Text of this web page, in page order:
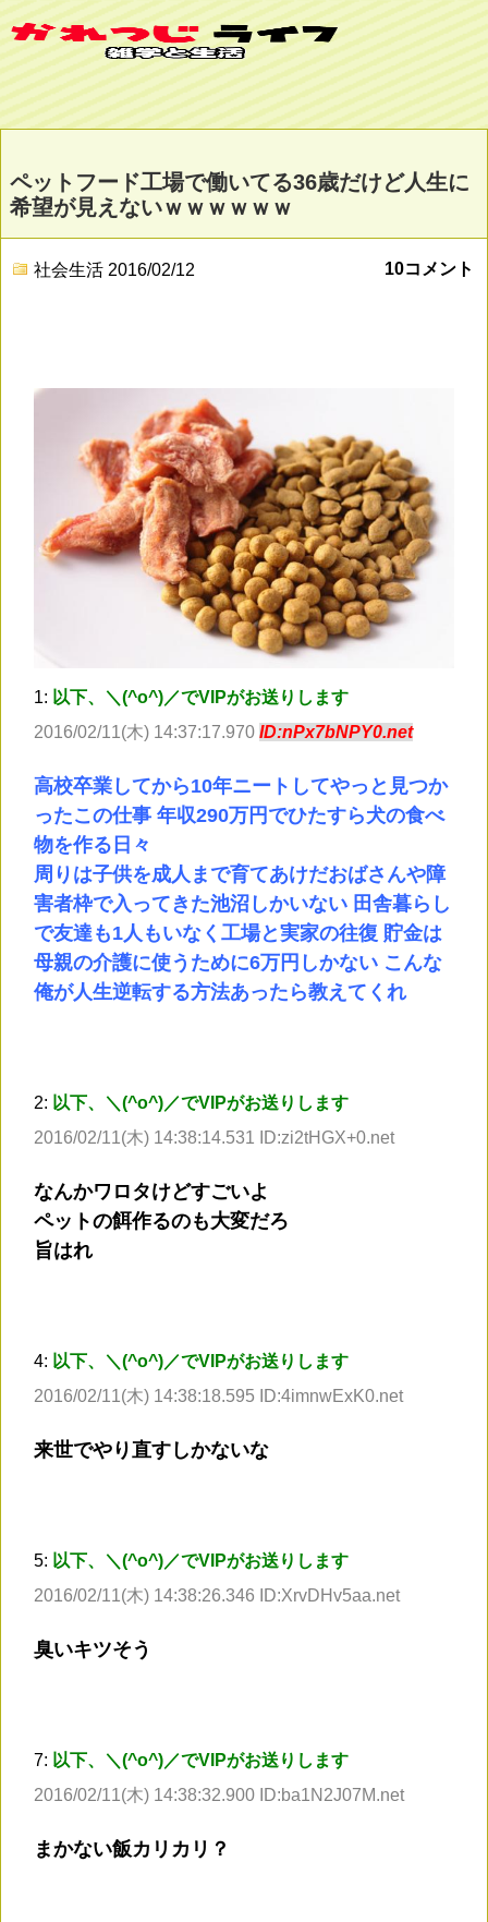
ペットフード工場で働いてる36歳だけど人生に
希望が見えないｗｗｗｗｗｗ
社会生活 2016/02/12 10コメント
1: 以下、＼(^o^)／でVIPがお送りします
2016/02/11(木) 14:37:17.970 ID:nPx7bNPY0.net
高校卒業してから10年ニートしてやっと見つか
ったこの仕事 年収290万円でひたすら犬の食べ
物を作る日々
周りは子供を成人まで育てあけだおばさんや障
害者枠で入ってきた池沼しかいない 田舎暮らし
で友達も1人もいなく工場と実家の往復 貯金は
母親の介護に使うために6万円しかない こんな
俺が人生逆転する方法あったら教えてくれ
2: 以下、＼(^o^)／でVIPがお送りします
2016/02/11(木) 14:38:14.531 ID:zi2tHGX+0.net
なんかワロタけどすごいよ
ペットの餌作るのも大変だろ
旨はれ
4: 以下、＼(^o^)／でVIPがお送りします
2016/02/11(木) 14:38:18.595 ID:4imnwExK0.net
来世でやり直すしかないな
5: 以下、＼(^o^)／でVIPがお送りします
2016/02/11(木) 14:38:26.346 ID:XrvDHv5aa.net
臭いキツそう
7: 以下、＼(^o^)／でVIPがお送りします
2016/02/11(木) 14:38:32.900 ID:ba1N2J07M.net
まかない飯カリカリ？